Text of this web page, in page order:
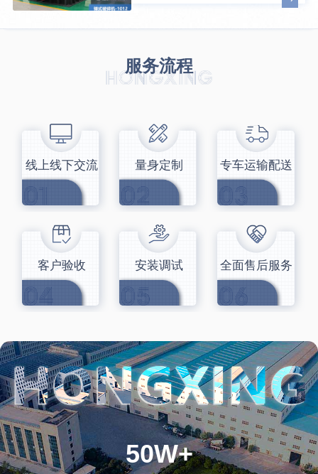
服务流程
线上线下交流 量身定制 专车运输配送
客户验收 安装调试 全面售后服务
50W+